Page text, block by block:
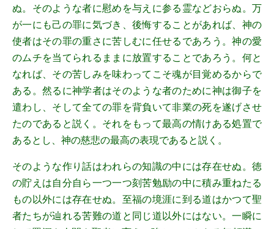
ぬ。そのような者に慰めを与えに参る霊などおらぬ。万
が一にも己の罪に気づき、後悔することがあれば、神の
使者はその罪の重さに苦しむに任せるであろう。神の愛
のムチを当てられるままに放置することであろう。何と
なれば、その苦しみを味わってこそ魂が目覚めるからで
ある。然るに神学者はそのような者のために神は御子を
遣わし、そして全ての罪を背負いて非業の死を遂げさせ
たのであると説く。それをもって最高の情けある処置で
あるとし、神の慈悲の最高の表現であると説く。
そのような作り話はわれらの知識の中には存在せぬ。徳
の貯えは自分自ら一つ一つ刻苦勉励の中に積み重ねたる
もの以外には存在せぬ。至福の境涯に到る道はかつて聖
者たちが辿れる苦難の道と同じ道以外にはない。一瞬に